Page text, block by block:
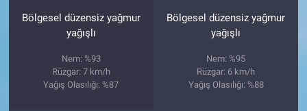
Bölgesel düzensiz yağmur
yağışlı
Nem: %93
Rüzgar: 7 km/h
Yağış Olasılığı: %87
Bölgesel düzensiz yağmur
yağışlı
Nem: %95
Rüzgar: 6 km/h
Yağış Olasılığı: %88